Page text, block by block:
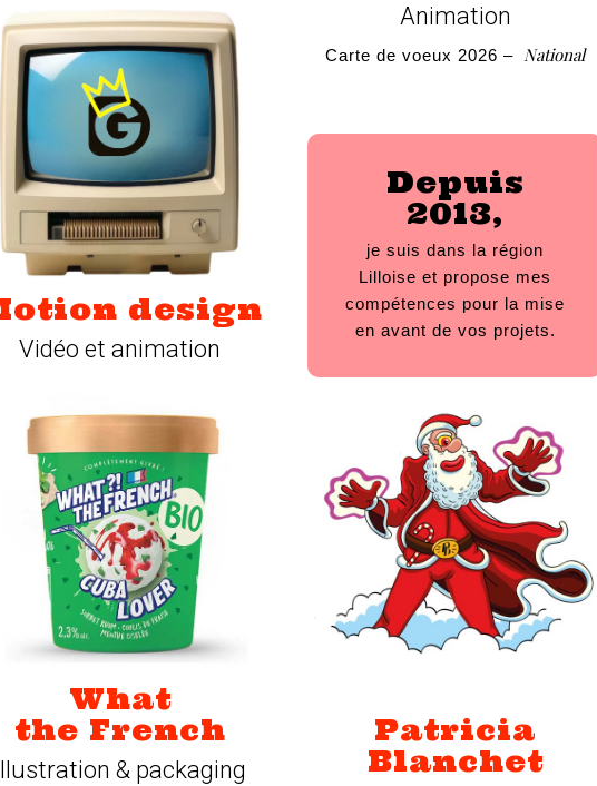
design
Vidéo et animation
What
the French
Illustration & packaging
Animation
Carte de voeux 2026 – National
Depuis
2013,
je suis dans la région
Lilloise et propose mes
compétences pour la mise
en avant de vos projets.
Patricia
Blanchet